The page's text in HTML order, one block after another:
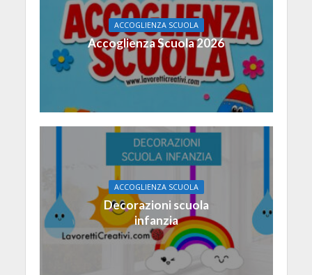
ACCOGLIENZA SCUOLA
Accoglienza Scuola 2026
ACCOGLIENZA SCUOLA
Decorazioni scuola
infanzia